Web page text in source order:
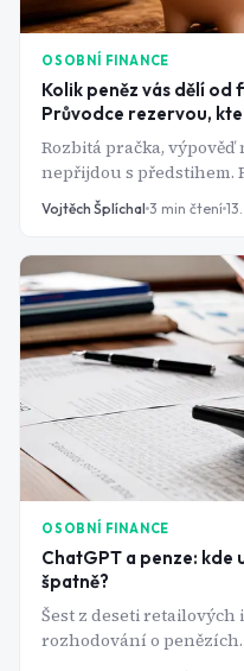
OSOBNÍ FINANCE
Kolik peněz vás dělí
Průvodce rezervou,
Rozbitá pračka,
nepřijdou s předstihem.
tom, jestli takovou ránu
u kreditky s vysokým
Vojtěch Šplíchal 3 min čtení
OSOBNÍ FINANCE
ChatGPT a penze: kde
špatně?
Šest z deseti
rozhodování o penězích.